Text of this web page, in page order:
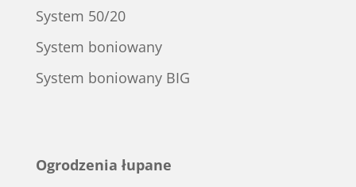
System 50/20
System boniowany
System boniowany BIG
Ogrodzenia łupane